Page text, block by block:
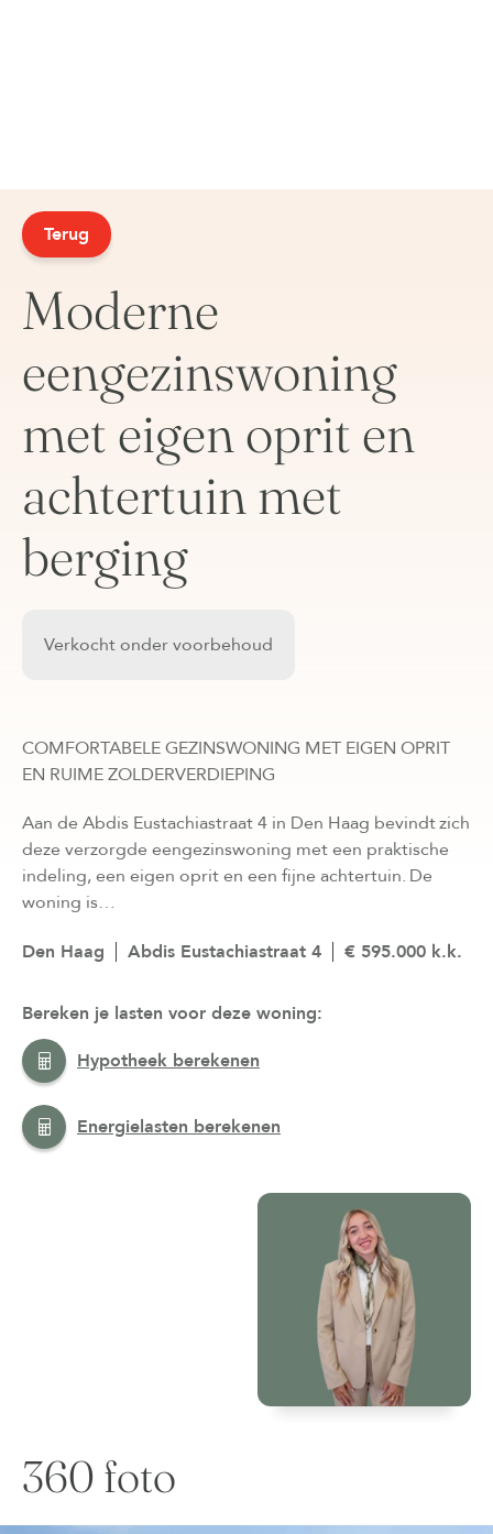
Terug
Moderne
eengezinswoning
met eigen oprit en
achtertuin met
berging
Verkocht onder voorbehoud
COMFORTABELE GEZINSWONING MET EIGEN OPRIT
EN RUIME ZOLDERVERDIEPING
Aan de Abdis Eustachiastraat 4 in Den Haag bevindt zich
deze verzorgde eengezinswoning met een praktische
indeling, een eigen oprit en een fijne achtertuin. De
woning is…
Den Haag Abdis Eustachiastraat 4 € 595.000 k.k.
Bereken je lasten voor deze woning:
Hypotheek berekenen
Energielasten berekenen
360 foto